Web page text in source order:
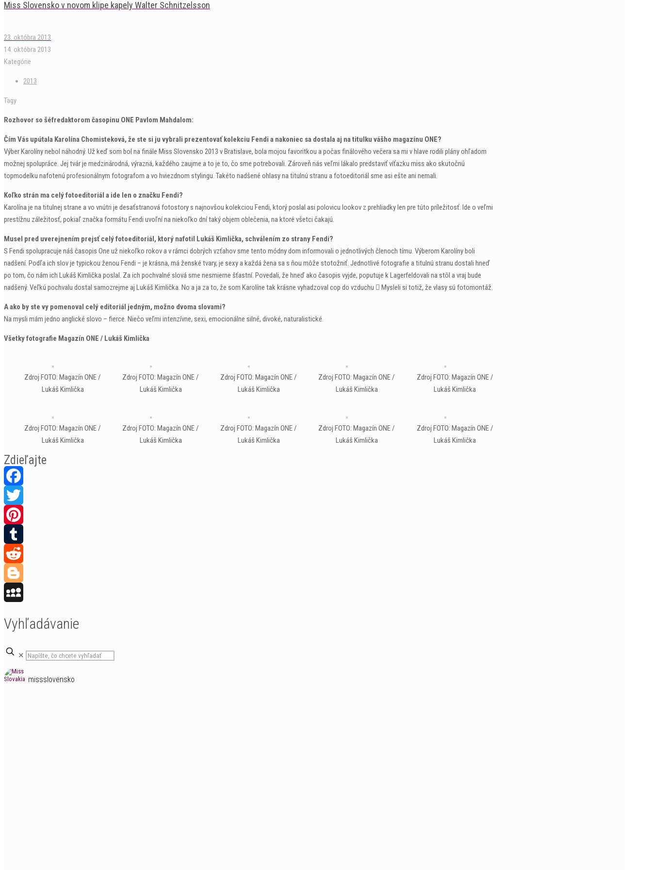
Miss Slovensko v novom klipe kapely Walter Schnitzelsson
23. októbra 2013
14. októbra 2013
Kategórie
2013
Tagy
Rozhovor so šéfredaktorom časopinu ONE Pavlom Mahdalom:
Čím Vás upútala Karolína Chomisteková, že ste si ju vybrali prezentovať kolekciu Fendi a nakoniec sa dostala aj na titulku vášho magazínu ONE?
Výber Karolíny nebol náhodný. Už keď som bol na finále Miss Slovensko 2013 v Bratislave, bola mojou favoritkou a počas finálového večera sa mi v hlave rodili plány ohľadom
možnej spolupráce. Jej tvár je medzinárodná, výrazná, každého zaujme a to je to, čo sme potrebovali. Zároveň nás veľmi lákalo predstaviť víťazku miss ako skutočnú
topmodelku nafotenú profesionálnym fotografom a vo hviezdnom stylingu. Takéto nadšené ohlasy na titulnú stranu a fotoeditoriál sme asi ešte ani nemali.
Koľko strán ma celý fotoeditoriál a ide len o značku Fendi?
Karolína je na titulnej strane a vo vnútri je desaťstranová fotostory s najnovšou kolekciou Fendi, ktorý poslal asi polovicu lookov z prehliadky len pre túto príležitosť. Ide o veľmi
prestížnu záležitosť, pokiaľ značka formátu Fendi uvoľní na niekoľko dní taký objem oblečenia, na ktoré všetci čakajú.
Musel pred uverejnením prejsť celý fotoeditoriál, ktorý nafotil Lukáš Kimlička, schválením zo strany Fendi?
S Fendi spolupracuje náš časopis One už niekoľko rokov a v rámci dobrých vzťahov sme tento módny dom informovali o jednotlivých členoch tímu. Výberom Karolíny boli
nadšení. Podľa ich slov je typickou ženou Fendi – je krásna, má ženské tvary, je sexy a každá žena sa s ňou môže stotožniť. Jednotlivé fotografie a titulnú stranu dostali hneď
po tom, čo nám ich Lukáš Kimlička poslal. Za ich pochvalné slová sme nesmierne šťastní. Povedali, že hneď ako časopis vyjde, poputuje k Lagerfeldovali na stôl a vraj bude
nadšený. Veľkú pochvalu dostal samozrejme aj Lukáš Kimlička. No a ja za to, že som Karolíne tak krásne vyhadzoval cop do vzduchu  Mysleli si totiž, že vlasy sú fotomontáž.
A ako by ste vy pomenoval celý editoriál jedným, možno dvoma slovami?
Na mysli mám jedno anglické slovo – fierce. Niečo veľmi intenzívne, sexi, emocionálne silné, divoké, naturalistické.
Všetky fotografie Magazín ONE / Lukáš Kimlička
Zdroj FOTO: Magazín ONE /
Lukáš Kimlička
Zdroj FOTO: Magazín ONE /
Lukáš Kimlička
Zdroj FOTO: Magazín ONE /
Lukáš Kimlička
Zdroj FOTO: Magazín ONE /
Lukáš Kimlička
Zdroj FOTO: Magazín ONE /
Lukáš Kimlička
Zdroj FOTO: Magazín ONE /
Lukáš Kimlička
Zdroj FOTO: Magazín ONE /
Lukáš Kimlička
Zdroj FOTO: Magazín ONE /
Lukáš Kimlička
Zdroj FOTO: Magazín ONE /
Lukáš Kimlička
Zdroj FOTO: Magazín ONE /
Lukáš Kimlička
Zdieľajte
Facebook
Twitter
Pinterest
Tumblr
Reddit
Blogger
Vyhľadávanie
✕
missslovensko